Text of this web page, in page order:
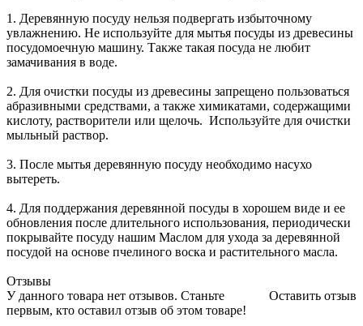
1. Деревянную посуду нельзя подвергать избыточному
увлажнению. Не используйте для мытья посуды из древесины
посудомоечную машину. Также такая посуда не любит
замачивания в воде.
2. Для очистки посуды из древесины запрещено пользоваться
абразивными средствами, а также химикатами, содержащими
кислоту, растворители или щелочь. Используйте для очистки
мыльный раствор.
3. После мытья деревянную посуду необходимо насухо
вытереть.
4. Для поддержания деревянной посуды в хорошем виде и ее
обновления после длительного использования, периодически
покрывайте посуду нашим Маслом для ухода за деревянной
посудой на основе пчелиного воска и растительного масла.
Отзывы
Оставить отзыв
У данного товара нет отзывов. Станьте
первым, кто оставил отзыв об этом товаре!